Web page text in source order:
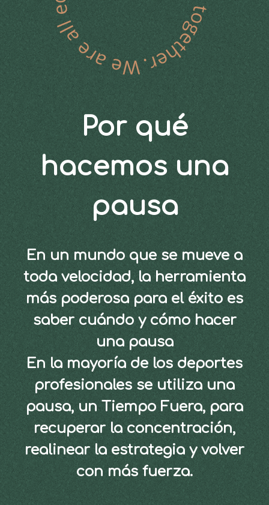
Por qué
hacemos una
pausa
En un mundo que se mueve a
toda velocidad, la herramienta
más poderosa para el éxito es
saber cuándo y cómo hacer
una pausa
En la mayoría de los deportes
profesionales se utiliza una
pausa, un Tiempo Fuera, para
recuperar la concentración,
realinear la estrategia y volver
con más fuerza.